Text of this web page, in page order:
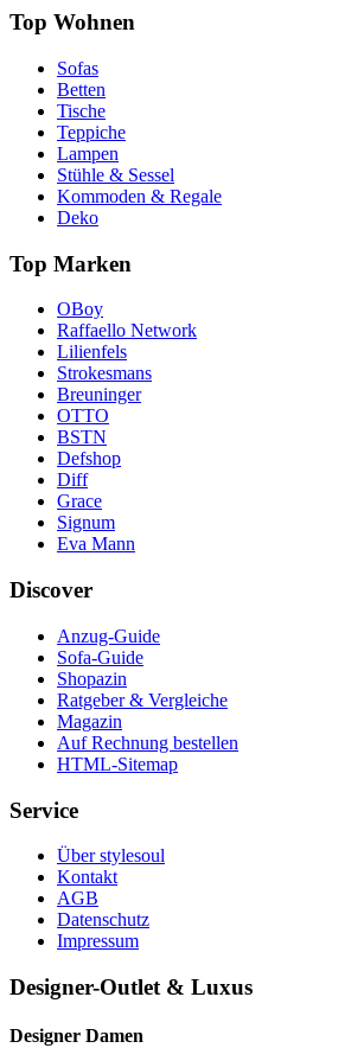
Top Wohnen
Sofas
Betten
Tische
Teppiche
Lampen
Stühle & Sessel
Kommoden & Regale
Deko
Top Marken
OBoy
Raffaello Network
Lilienfels
Strokesmans
Breuninger
OTTO
BSTN
Defshop
Diff
Grace
Signum
Eva Mann
Discover
Anzug-Guide
Sofa-Guide
Shopazin
Ratgeber & Vergleiche
Magazin
Auf Rechnung bestellen
HTML-Sitemap
Service
Über stylesoul
Kontakt
AGB
Datenschutz
Impressum
Designer-Outlet & Luxus
Designer Damen